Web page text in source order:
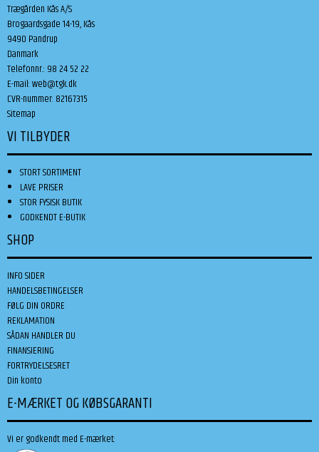
Trægården Kås A/S
Brogaardsgade 14-19, Kås
9490 Pandrup
Danmark
Telefonnr.: 98 24 52 22
E-mail:web@tgk.dk
CVR-nummer: 82167315
Sitemap
VI TILBYDER
STORT SORTIMENT
LAVE PRISER
STOR FYSISK BUTIK
GODKENDT E-BUTIK
SHOP
INFO SIDER
HANDELSBETINGELSER
FØLG DIN ORDRE
REKLAMATION
SÅDAN HANDLER DU
FINANSIERING
FORTRYDELSESRET
Din konto
E-MÆRKET OG KØBSGARANTI
Vi er godkendt med E-mærket: